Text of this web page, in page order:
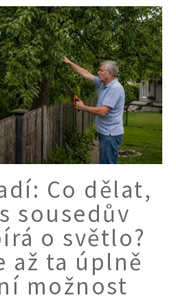
Co dělat,
sousedův
o světlo?
až ta úplně
možnost